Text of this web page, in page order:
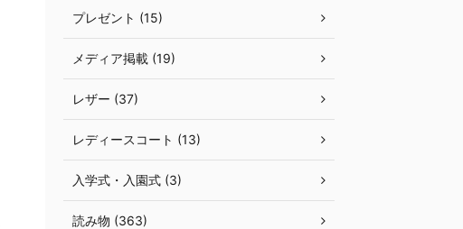
プレゼント (15)
メディア掲載 (19)
レザー (37)
レディースコート (13)
入学式・入園式 (3)
読み物 (363)